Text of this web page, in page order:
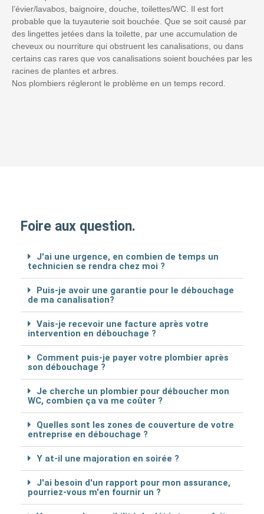
l’évier/lavabos, baignoire, douche, toilettes/WC. Il est fort
probable que la tuyauterie soit bouchée. Que se soit causé par
des lingettes jetées dans la toilette, par une accumulation de
cheveux ou nourriture qui obstruent les canalisations, ou dans
certains cas rares que vos canalisations soient bouchées par les
racines de plantes et arbres.
Nos plombiers régleront le problème en un temps record.
Foire aux question.
J'ai une urgence, en combien de temps un
technicien se rendra chez moi ?
Puis-je avoir une garantie pour le débouchage
de ma canalisation?
Vais-je recevoir une facture après votre
intervention en débouchage ?
Comment puis-je payer votre plombier après
son débouchage ?
Je cherche un plombier pour déboucher mon
WC, combien ça va me coûter ?
Quelles sont les zones de couverture de votre
entreprise en débouchage ?
Y at-il une majoration en soirée ?
J'ai besoin d'un rapport pour mon assurance,
pourriez-vous m'en fournir un ?